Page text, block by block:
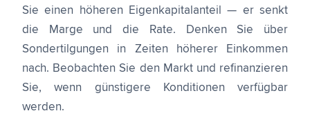
Sie einen höheren Eigenkapitalanteil — er senkt
die Marge und die Rate. Denken Sie über
Sondertilgungen in Zeiten höherer Einkommen
nach. Beobachten Sie den Markt und refinanzieren
Sie, wenn günstigere Konditionen verfügbar
werden.